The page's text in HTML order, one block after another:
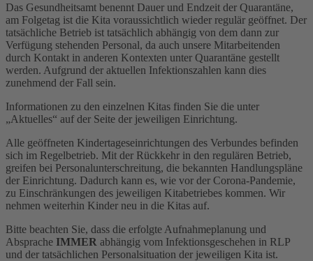
Das Gesundheitsamt benennt Dauer und Endzeit der Quarantäne,
am Folgetag ist die Kita voraussichtlich wieder regulär geöffnet. Der
tatsächliche Betrieb ist tatsächlich abhängig von dem dann zur
Verfügung stehenden Personal, da auch unsere Mitarbeitenden
durch Kontakt in anderen Kontexten unter Quarantäne gestellt
werden. Aufgrund der aktuellen Infektionszahlen kann dies
zunehmend der Fall sein.
Informationen zu den einzelnen Kitas finden Sie die unter
„Aktuelles“ auf der Seite der jeweiligen Einrichtung.
Alle geöffneten Kindertageseinrichtungen des Verbundes befinden
sich im Regelbetrieb. Mit der Rückkehr in den regulären Betrieb,
greifen bei Personalunterschreitung, die bekannten Handlungspläne
der Einrichtung. Dadurch kann es, wie vor der Corona-Pandemie,
zu Einschränkungen des jeweiligen Kitabetriebes kommen. Wir
nehmen weiterhin Kinder neu in die Kitas auf.
Bitte beachten Sie, dass die erfolgte Aufnahmeplanung und
Absprache IMMER abhängig vom Infektionsgeschehen in RLP
und der tatsächlichen Personalsituation der jeweiligen Kita ist.